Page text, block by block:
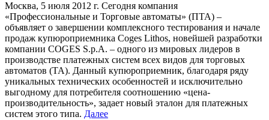
Москва, 5 июля 2012 г. Сегодня компания
«Профессиональные и Торговые автоматы» (ПТА) –
объявляет о завершении комплексного тестирования и начале
продаж купюроприемника Coges Lithos, новейшей разработки
компании COGES S.p.A. – одного из мировых лидеров в
производстве платежных систем всех видов для торговых
автоматов (ТА). Данный купюроприемник, благодаря ряду
уникальных технических особенностей и исключительно
выгодному для потребителя соотношению «цена-
производительность», задает новый эталон для платежных
систем этого типа. Далее